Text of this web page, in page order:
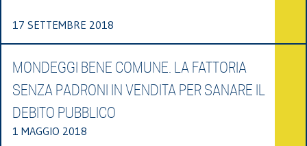
17 SETTEMBRE 2018
MONDEGGI BENE COMUNE. LA FATTORIA
SENZA PADRONI IN VENDITA PER SANARE IL
DEBITO PUBBLICO
1 MAGGIO 2018